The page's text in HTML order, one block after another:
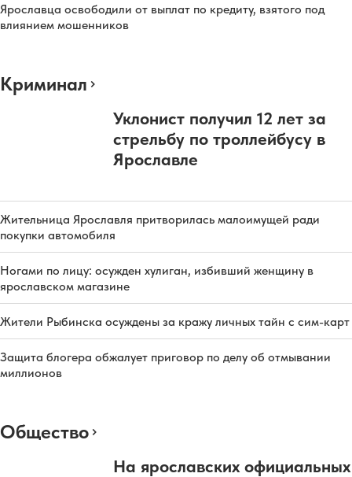
Ярославца освободили от выплат по кредиту, взятого под
влиянием мошенников
Криминал
Уклонист получил 12 лет за
стрельбу по троллейбусу в
Ярославле
Жительница Ярославля притворилась малоимущей ради
покупки автомобиля
Ногами по лицу: осужден хулиган, избивший женщину в
ярославском магазине
Жители Рыбинска осуждены за кражу личных тайн с сим-карт
Защита блогера обжалует приговор по делу об отмывании
миллионов
Общество
На ярославских официальных